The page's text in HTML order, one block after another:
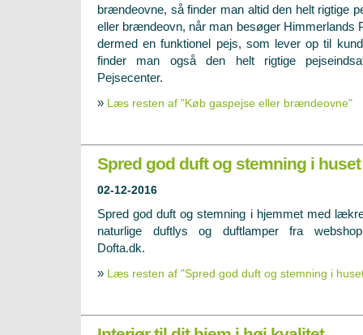
brændeovne, så finder man altid den helt rigtige
eller brændeovn, når man besøger Himmerlands
dermed en funktionel pejs, som lever op til
finder man også den helt rigtige
Pejsecenter.
» Læs resten af "Køb gaspejse eller brændeovne"
Spred god duft og stemning i huset
02-12-2016
Spred god duft og stemning i hjemmet med
naturlige duftlys og duftlamper fra
Dofta.dk.
» Læs resten af "Spred god duft og stemning i